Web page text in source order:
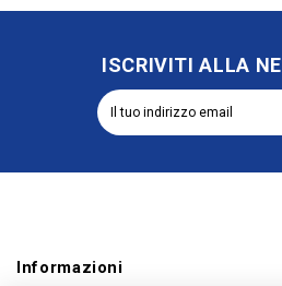
Riordinabile No
ISCRIVITI ALLA
Informazioni